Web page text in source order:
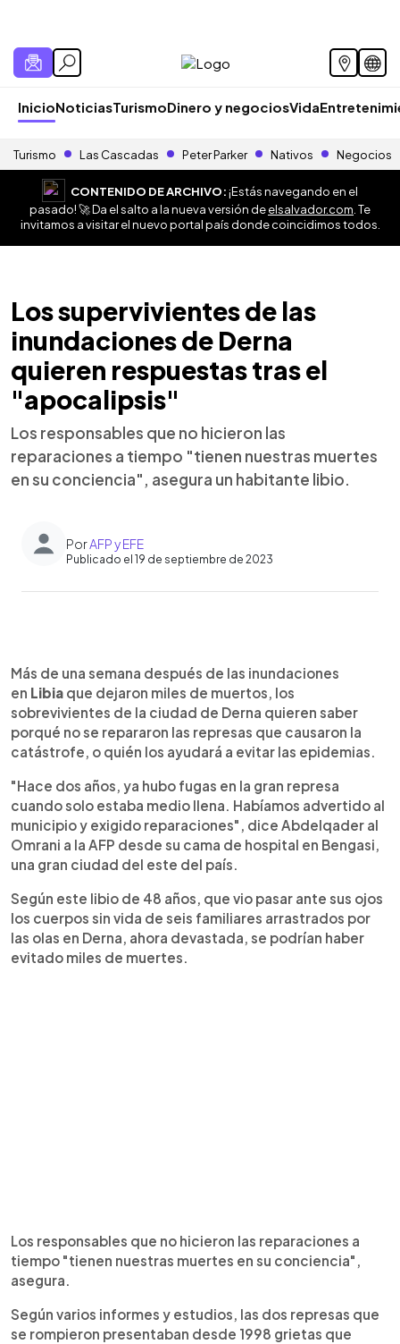
InicioNoticiasTurismoDinero y negociosVida
Turismo Las Cascadas Peter Parker Nativos Negocios
CONTENIDO DE ARCHIVO:¡Estás navegando en el
pasado! 🚀 Da el salto a la nueva versión deelsalvador.com . Te
invitamos a visitar el nuevo portal país donde coincidimos todos.
Los supervivientes de las
inundaciones de Derna
quieren respuestas tras el
"apocalipsis"
Los responsables que no hicieron las
reparaciones a tiempo "tienen nuestras muertes
en su conciencia", asegura un habitante libio.
PorAFP y EFE
Publicado el 19 de septiembre de 2023
Escuchar artículo
Más de una semana después de las inundaciones
en Libia que dejaron miles de muertos, los
sobrevivientes de la ciudad de Derna quieren saber
porqué no se repararon las represas que causaron la
catástrofe, o quién los ayudará a evitar las epidemias.
"Hace dos años, ya hubo fugas en la gran represa
cuando solo estaba medio llena. Habíamos advertido al
municipio y exigido reparaciones", dice Abdelqader al
Omrani a la AFP desde su cama de hospital en Bengasi,
una gran ciudad del este del país.
Según este libio de 48 años, que vio pasar ante sus ojos
los cuerpos sin vida de seis familiares arrastrados por
las olas en Derna, ahora devastada, se podrían haber
evitado miles de muertes.
Los responsables que no hicieron las reparaciones a
tiempo "tienen nuestras muertes en su conciencia",
asegura.
Según varios informes y estudios, las dos represas que
se rompieron presentaban desde 1998 grietas que